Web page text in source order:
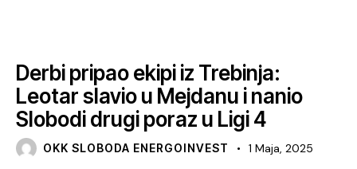
Derbi pripao ekipi iz Trebinja:
Leotar slavio u Mejdanu i nanio
Slobodi drugi poraz u Ligi 4
OKK SLOBODA ENERGOINVEST 1 Maja, 2025